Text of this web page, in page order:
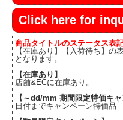
Click here for
商品タイトルのステータス表
【在庫あり】【入荷待ち】の
となります。
【在庫あり】
店舗&ECに在庫あり。
【～dd/mm 期間限定特価キャ
日付までキャンペーン特価品